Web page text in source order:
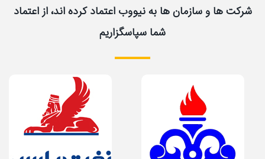
شرکت ها و سازمان ها به نیووب اعتماد کرده اند، از اعتماد
شما سپاسگزاریم